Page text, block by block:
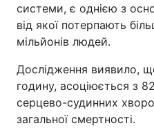
системи, є однією з
від якої потерпають
мільйонів людей.
Дослідження виявило,
годину, асоціюється з
серцево-судинних
загальної смертності.